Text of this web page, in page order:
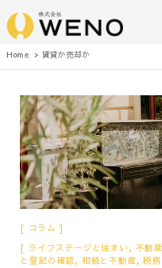
株式会社WENO
Home 賃貸か売却か
コラム
ライフステージと住まい, 不動
と登記の確認, 相続と不動産,税